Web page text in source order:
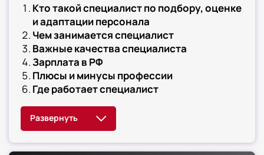
Кто такой специалист по подбору, оценке
и адаптации персонала
Чем занимается специалист
Важные качества специалиста
Зарплата в РФ
Плюсы и минусы профессии
Где работает специалист
1. Кто такой специалист по
подбору, оценке и адаптации